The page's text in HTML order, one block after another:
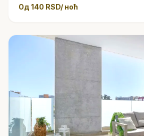
Од 140 RSD/ ноћ